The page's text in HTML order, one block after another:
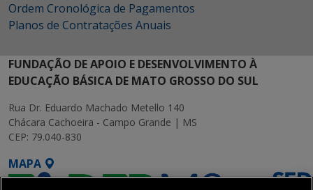
Ordem Cronológica de Pagamentos
Planos de Contratações Anuais
FUNDAÇÃO DE APOIO E DESENVOLVIMENTO À
EDUCAÇÃO BÁSICA DE MATO GROSSO DO SUL
Rua Dr. Eduardo Machado Metello 140
Chácara Cachoeira - Campo Grande | MS
CEP: 79.040-830
MAPA